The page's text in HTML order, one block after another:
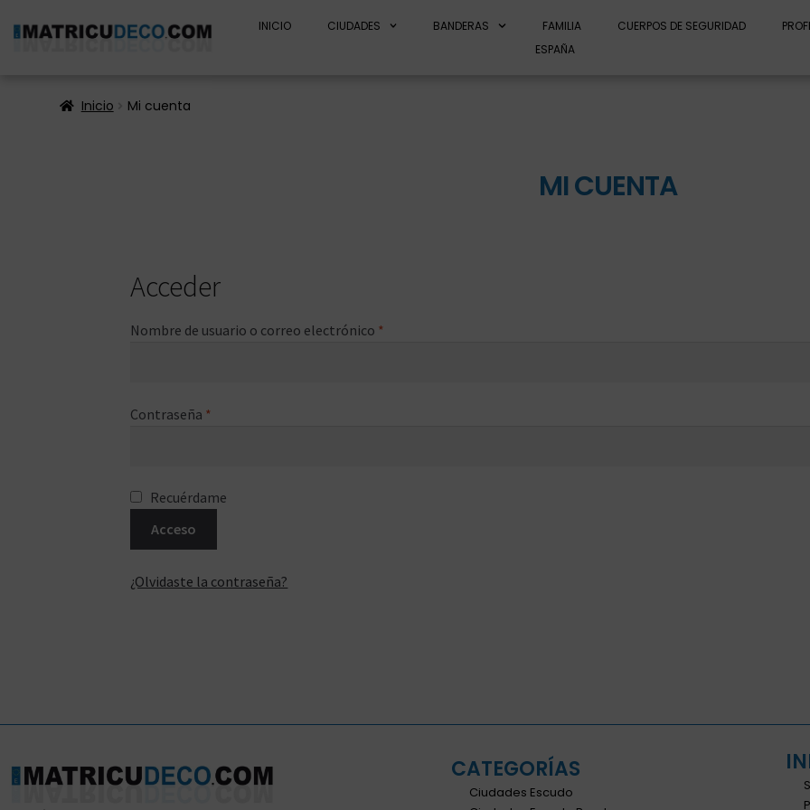
INICIO CIUDADES BANDERAS FAMILIA CUERPOS DE SEGURIDAD
ESPAÑA
Inicio Mi cuenta
MI CUENTA
Acceder
Nombre de usuario o correo electrónico *
Contraseña *
Recuérdame
Acceso
¿Olvidaste la contraseña?
CATEGORÍAS
Ciudades Escudo